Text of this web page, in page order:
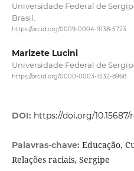
Universidade Federal de
Brasil.
https://orcid.org/0009-0004-9138-5723
Marizete Lucini
Universidade Federal de
https://orcid.org/0000-0003-1532-8968
DOI: https://doi.org/10.15687/
Palavras-chave: Educação,
Relações raciais, Sergipe